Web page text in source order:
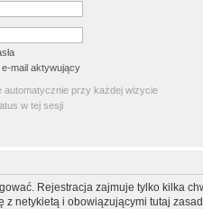
mail aktywujący
automatycznie przy każdej wizycie
w tej sesji
Rejestracja zajmuje tylko kilka
z netykietą i obowiązującymi tutaj